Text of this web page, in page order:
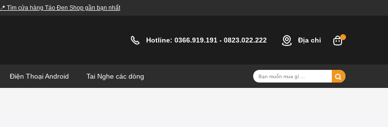
📍 Tìm cửa hàng Táo Đen Shop gần bạn nhất
Hotline: 0366.919.191 - 0823.022.222 Địa chỉ
Điện Thoại Android Tai Nghe các dòng